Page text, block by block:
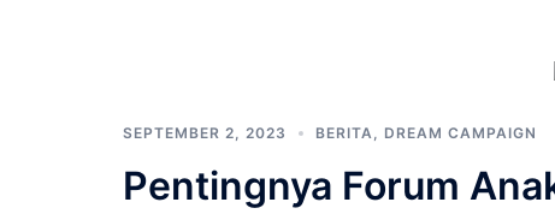
SEPTEMBER 2, 2023 BERITA DREAM CAMPAIGN
Pentingnya Forum